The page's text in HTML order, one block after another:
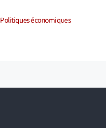
Catégories
Politiques économiques